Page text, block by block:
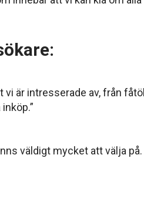
vi är intresserade av, från
väldigt mycket att välja